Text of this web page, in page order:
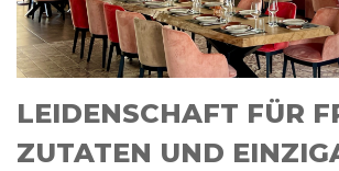
LEIDENSCHAFT FÜR
ZUTATEN UND